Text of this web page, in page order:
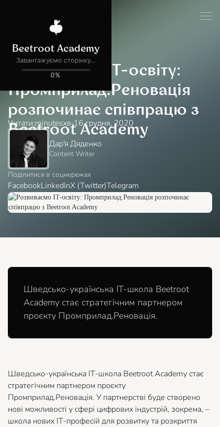
Блог Новини
Розвиваємо IT-освіту:
Промприлад.Реновація
розпочинає співпрацю з
Beetroot Academy
Читати:minutesхв 16 грудня, 2020
Дар'я Дяденко
Content Writer
Поділитися в соцмережах
FacebookLinkedInX (Twitter)Telegram
Шведсько-українська ІТ-школа Beetroot
Academy стає стратегічним партнером
проєкту Промприлад.Реновація.
Шведсько-українська ІТ-школа Beetroot Academy стає
стратегічним партнером проєкту
Промприлад.Реновація. У партнерстві буде створено
нові можливості у сфері цифрових індустрій, зокрема, –
школа нових ІТ-професій для розвитку та розкриття